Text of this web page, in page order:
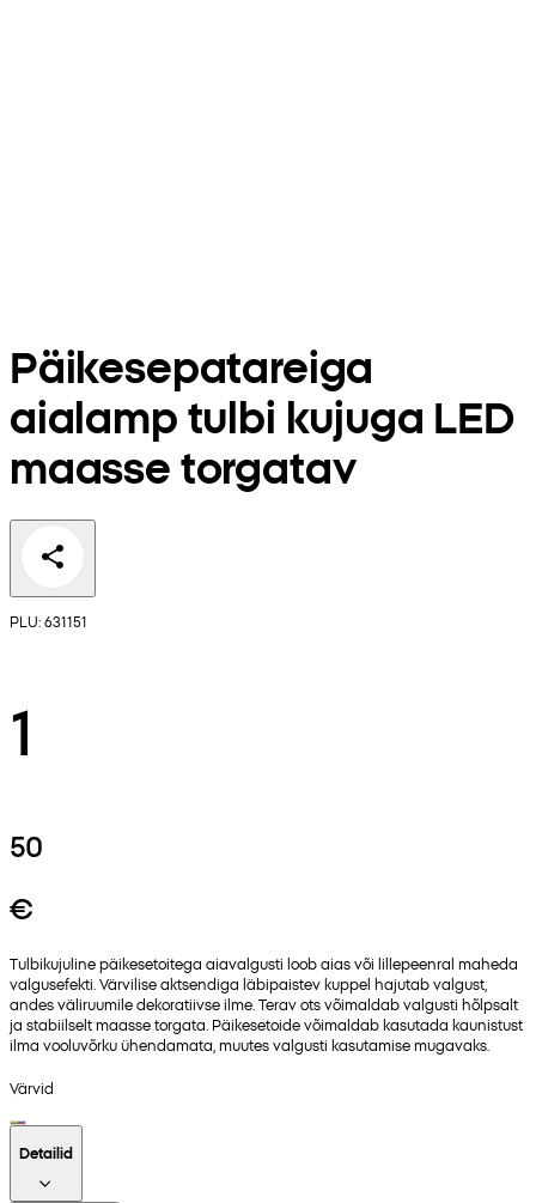
Päikesepatareiga
aialamp tulbi kujuga LED
maasse torgatav
PLU: 631151
1
50
€
Tulbikujuline päikesetoitega aiavalgusti loob aias või lillepeenral maheda
valgusefekti. Värvilise aktsendiga läbipaistev kuppel hajutab valgust,
andes väliruumile dekoratiivse ilme. Terav ots võimaldab valgusti hõlpsalt
ja stabiilselt maasse torgata. Päikesetoide võimaldab kasutada kaunistust
ilma vooluvõrku ühendamata, muutes valgusti kasutamise mugavaks.
Värvid
Detailid